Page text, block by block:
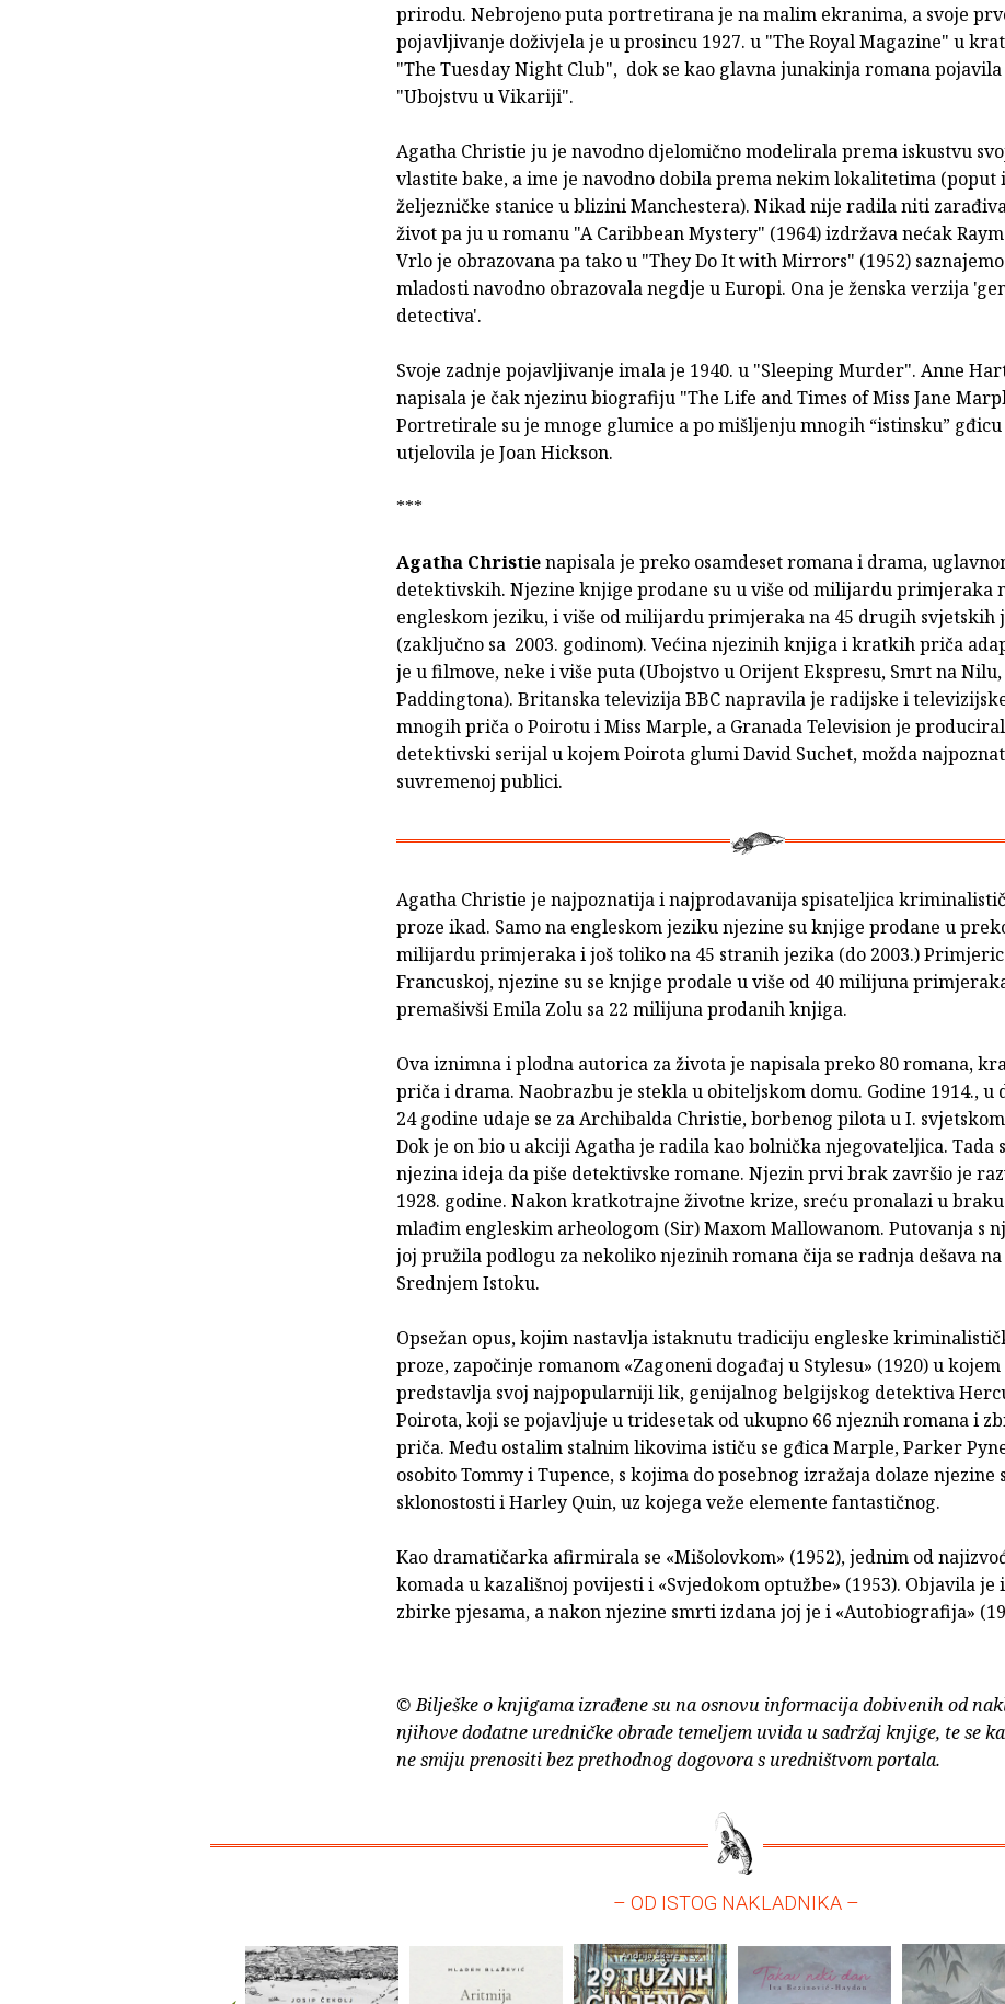
prirodu. Nebrojeno puta portretirana je na malim ekranima, a svoje
pojavljivanje doživjela je u prosincu 1927. u "The Royal Magazine" u
"The Tuesday Night Club", dok se kao glavna junakinja romana
"Ubojstvu u Vikariji".
Agatha Christie ju je navodno djelomično modelirala prema iskustvu
vlastite bake, a ime je navodno dobila prema nekim lokalitetima (poput
željezničke stanice u blizini Manchestera). Nikad nije radila niti
život pa ju u romanu "A Caribbean Mystery" (1964) izdržava nećak
Vrlo je obrazovana pa tako u "They Do It with Mirrors" (1952) saznajemo
mladosti navodno obrazovala negdje u Europi. Ona je ženska verzija
detectiva'.
Svoje zadnje pojavljivanje imala je 1940. u "Sleeping Murder". Anne
napisala je čak njezinu biografiju "The Life and Times of Miss Jane
Portretirale su je mnoge glumice a po mišljenju mnogih “istinsku”
utjelovila je Joan Hickson.
***
Agatha Christienapisala je preko osamdeset romana i drama,
detektivskih. Njezine knjige prodane su u više od milijardu primjeraka
engleskom jeziku, i više od milijardu primjeraka na 45 drugih svjetskih
(zaključno sa 2003. godinom). Većina njezinih knjiga i kratkih priča
je u filmove, neke i više puta (Ubojstvo u Orijent Ekspresu, Smrt na Nilu,
Paddingtona). Britanska televizija BBC napravila je radijske i
mnogih priča o Poirotu i Miss Marple, a Granada Television je
detektivski serijal u kojem Poirota glumi David Suchet, možda
suvremenoj publici.
Agatha Christie je najpoznatija i najprodavanija spisateljica
proze ikad. Samo na engleskom jeziku njezine su knjige prodane u
milijardu primjeraka i još toliko na 45 stranih jezika (do 2003.)
Francuskoj, njezine su se knjige prodale u više od 40 milijuna
premašivši Emila Zolu sa 22 milijuna prodanih knjiga.
Ova iznimna i plodna autorica za života je napisala preko 80 romana,
priča i drama. Naobrazbu je stekla u obiteljskom domu. Godine 1914., u
24 godine udaje se za Archibalda Christie, borbenog pilota u I.
Dok je on bio u akciji Agatha je radila kao bolnička njegovateljica. Tada
njezina ideja da piše detektivske romane. Njezin prvi brak završio je
1928. godine. Nakon kratkotrajne životne krize, sreću pronalazi u braku
mlađim engleskim arheologom (Sir) Maxom Mallowanom. Putovanja s
joj pružila podlogu za nekoliko njezinih romana čija se radnja dešava na
Srednjem Istoku.
Opsežan opus, kojim nastavlja istaknutu tradiciju engleske
proze, započinje romanom «Zagoneni događaj u Stylesu» (1920) u kojem
predstavlja svoj najpopularniji lik, genijalnog belgijskog detektiva
Poirota, koji se pojavljuje u tridesetak od ukupno 66 njeznih romana i
priča. Među ostalim stalnim likovima ističu se gđica Marple, Parker
osobito Tommy i Tupence, s kojima do posebnog izražaja dolaze njezine
sklonostosti i Harley Quin, uz kojega veže elemente fantastičnog.
Kao dramatičarka afirmirala se «Mišolovkom» (1952), jednim od
komada u kazališnoj povijesti i «Svjedokom optužbe» (1953). Objavila je
zbirke pjesama, a nakon njezine smrti izdana joj je i «Autobiografija»
© Bilješke o knjigama izrađene su na osnovu informacija dobivenih od
njihove dodatne uredničke obrade temeljem uvida u sadržaj knjige, te se
ne smiju prenositi bez prethodnog dogovora s uredništvom portala.
– OD ISTOG NAKLADNIKA –